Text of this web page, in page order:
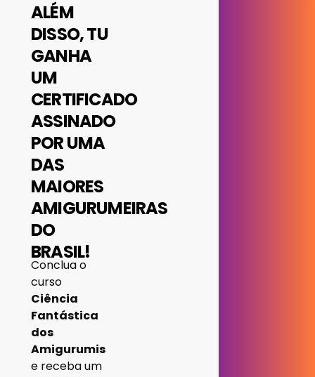
ALÉM
DISSO, TU
GANHA
UM
CERTIFICADO
ASSINADO
POR UMA
DAS
MAIORES
AMIGURUMEIRAS
DO
BRASIL!
Conclua o
curso
Ciência
Fantástica
dos
Amigurumis
e receba um